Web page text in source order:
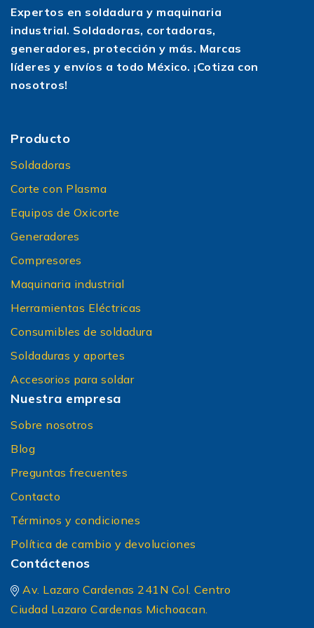
Expertos en soldadura y maquinaria
industrial. Soldadoras, cortadoras,
generadores, protección y más. Marcas
líderes y envíos a todo México. ¡Cotiza con
nosotros!
Producto
Soldadoras
Corte con Plasma
Equipos de Oxicorte
Generadores
Compresores
Maquinaria industrial
Herramientas Eléctricas
Consumibles de soldadura
Soldaduras y aportes
Accesorios para soldar
Nuestra empresa
Sobre nosotros
Blog
Preguntas frecuentes
Contacto
Términos y condiciones
Política de cambio y devoluciones
Contáctenos
Av. Lazaro Cardenas 241N Col. Centro
Ciudad Lazaro Cardenas Michoacan.